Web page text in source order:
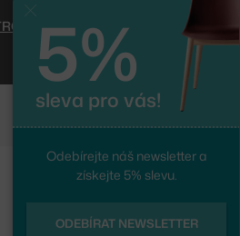
SVÍTIDLA
5%
sleva pro vás!
Odebírejte náš newsletter a
získejte 5% slevu.
ODEBÍRAT NEWSLETTER
Instagram